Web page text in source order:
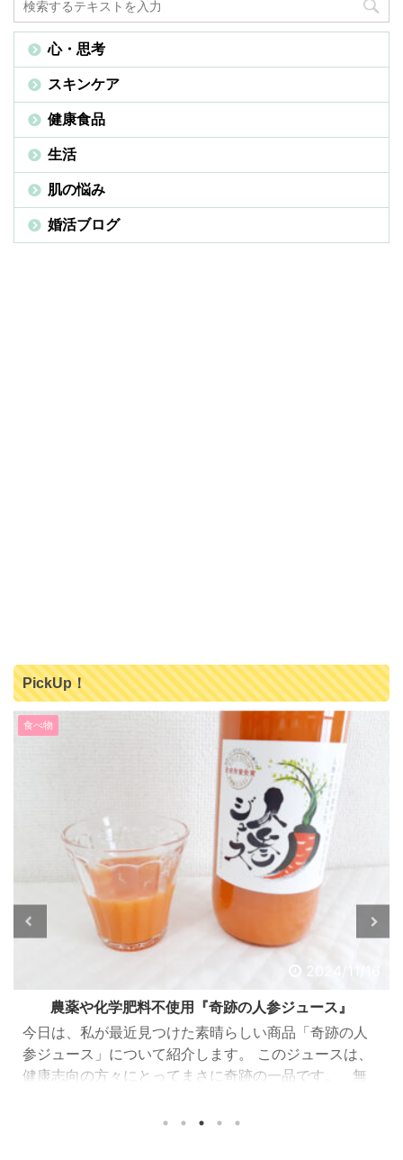
心・思考
スキンケア
健康食品
生活
肌の悩み
婚活ブログ
PickUp！
食べ物
農薬や化学肥料不使用『奇跡の人参ジュース』
今日は、私が最近見つけた素晴らしい商品「奇跡の人
参ジュース」について紹介します。 このジュースは、
健康志向の方々にとってまさに奇跡の一品です。 無
「奇跡の人参ジュース」は、出入口崇仁農園で育てら